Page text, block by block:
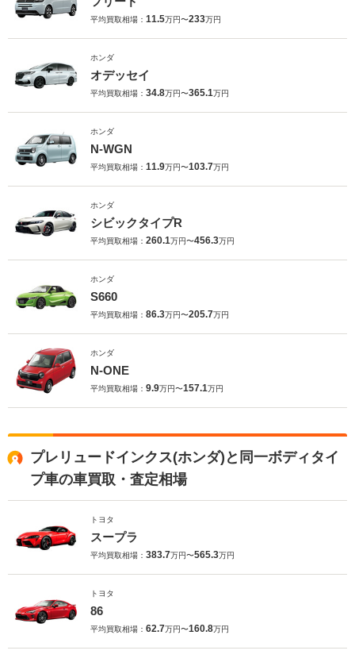
平均買取相場： 11.5万円〜233万円
ホンダ
オデッセイ
平均買取相場： 34.8万円〜365.1万円
ホンダ
N-WGN
平均買取相場： 11.9万円〜103.7万円
ホンダ
シビックタイプR
平均買取相場： 260.1万円〜456.3万円
ホンダ
S660
平均買取相場： 86.3万円〜205.7万円
ホンダ
N-ONE
平均買取相場： 9.9万円〜157.1万円
プレリュードインクス(ホンダ)と同一ボディタイ
プ車の車買取・査定相場
トヨタ
スープラ
平均買取相場： 383.7万円〜565.3万円
トヨタ
86
平均買取相場： 62.7万円〜160.8万円